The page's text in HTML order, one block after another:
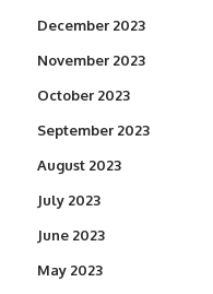
December 2023
November 2023
October 2023
September 2023
August 2023
July 2023
June 2023
May 2023